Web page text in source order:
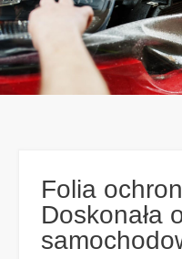
Folia
Doskonała